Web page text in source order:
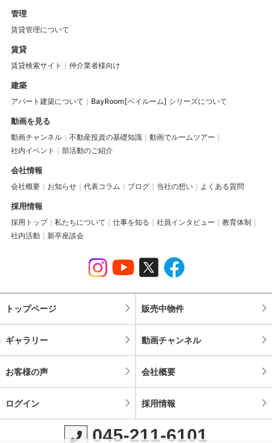
管理
賃貸管理について
賃貸
賃貸検索サイト 仲介業者様向け
建築
アパート建築について BayRoom[ベイルーム] シリーズについて
動画を見る
動画チャンネル 不動産投資の基礎知識
動画でルームツアー
社内イベント
部活動のご紹介
会社情報
会社概要 お知らせ 代表コラム ブログ 当社の想い よくある質問
採用情報
採用トップ 私たちについて 仕事を知る 社員インタビュー
教育体制
社内活動
新卒座談会
トップページ 販売中物件
ギャラリー 動画チャンネル
お客様の声 会社概要
ログイン 採用情報
045-211-6101